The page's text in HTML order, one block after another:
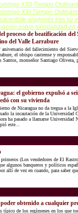
XXII Tiempo
XXI Tiempo
aragonés tras su
sobre sinodalidad en
proceso de beatificación del
del Valle Larrabure
aniversario del fallecimiento del
el obispo castrense y
Santos, monseñor Santiago Olivera,
el gobierno expulsó a
con su vivienda
de Nicaragua no da tregua a la
la incautación de la Universidad
ha pasado a llamarse Universidad
este...
(Los vendedores de El
algunos banqueros y políticos
allí de vez en cuando, para saber
obtenido a cualquier
típico de los regímenes en los que